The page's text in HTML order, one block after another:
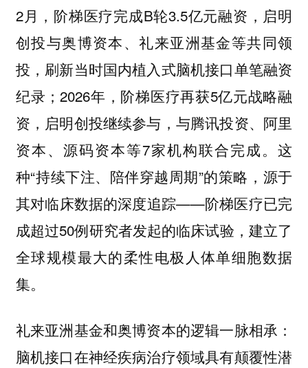
2月，阶梯医疗完成B轮3.5亿元融资，启明
创投与奥博资本、礼来亚洲基金等共同领
投，刷新当时国内植入式脑机接口单笔融资
纪录；2026年，阶梯医疗再获5亿元战略融
资，启明创投继续参与，与腾讯投资、阿里
资本、源码资本等7家机构联合完成。这
种“持续下注、陪伴穿越周期”的策略，源于
其对临床数据的深度追踪——阶梯医疗已完
成超过50例研究者发起的临床试验，建立了
全球规模最大的柔性电极人体单细胞数据
集。
礼来亚洲基金和奥博资本的逻辑一脉相承：
脑机接口在神经疾病治疗领域具有颠覆性潜